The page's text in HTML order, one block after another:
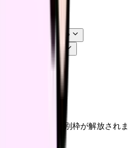
できますか？
ですか？
認すればよいですか？
すればよいですか？
開放）
職サポートの特別枠が解放されま